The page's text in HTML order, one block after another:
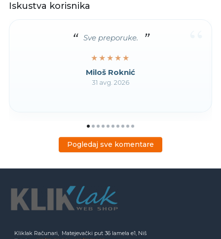
Iskustva korisnika
Sve preporuke.
★★★★★
★★★★★
Miloš Roknić
31 avg. 2026
Pogledaj sve komentare
Kliklak Računari, Matejevački put 36 lamela e1, Niš